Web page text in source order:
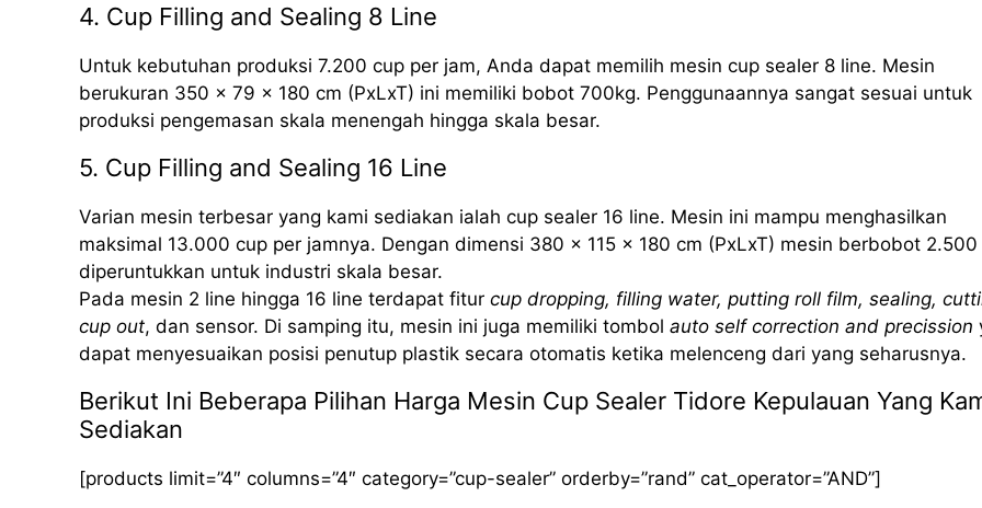
4. Cup Filling and Sealing 8 Line
Untuk kebutuhan produksi 7.200 cup per jam, Anda dapat memilih mesin cup sealer 8 line. Mesin
berukuran 350 x 79 x 180 cm (PxLxT) ini memiliki bobot 700kg. Penggunaannya sangat sesuai untuk
produksi pengemasan skala menengah hingga skala besar.
5. Cup Filling and Sealing 16 Line
Varian mesin terbesar yang kami sediakan ialah cup sealer 16 line. Mesin ini mampu menghasilkan
maksimal 13.000 cup per jamnya. Dengan dimensi 380 x 115 x 180 cm (PxLxT) mesin berbobot 2.500
diperuntukkan untuk industri skala besar.
Pada mesin 2 line hingga 16 line terdapat fitur cup dropping, filling water, putting roll film, sealing,
cup out, dan sensor. Di samping itu, mesin ini juga memiliki tombol auto self correction and precission
dapat menyesuaikan posisi penutup plastik secara otomatis ketika melenceng dari yang seharusnya.
Berikut Ini Beberapa Pilihan Harga Mesin Cup Sealer Tidore Kepulauan Yang
Sediakan
[products limit=”4″ columns=”4″ category=”cup-sealer” orderby=”rand” cat_operator=”AND”]